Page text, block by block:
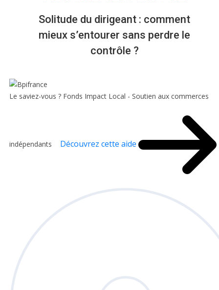
Solitude du dirigeant : comment
mieux s’entourer sans perdre le
contrôle ?
Le saviez-vous ? Fonds Impact Local - Soutien aux commerces
indépendants Découvrez cette aide